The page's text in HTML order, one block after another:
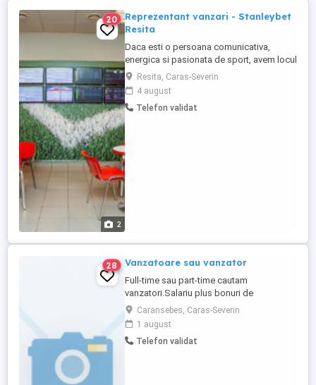
2
20
Reprezentant vanzari - Stanleybet
Resita
Daca esti o persoana comunicativa,
energica si pasionata de sport, avem locul
perfect pentru tine in echipa noastra.
Cautam un Reprezentant Vanzari care sa
aduca entuziasm, profesionalism si un
plus de energie in agentia noastra de
Resita, Caras-Severin
4 august
Telefon validat
28 Vanzatoare sau vanzator
Full-time sau part-time cautam
vanzatori.Salariu plus bonuri de
masa,toate peste medie
Caransebes, Caras-Severin
1 august
Telefon validat